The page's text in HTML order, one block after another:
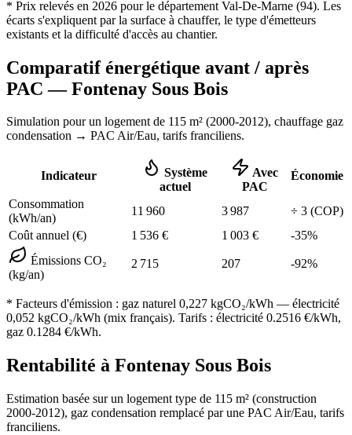
* Prix relevés en 2026 pour le département Val-De-Marne (94). Les
écarts s'expliquent par la surface à chauffer, le type d'émetteurs
existants et la difficulté d'accès au chantier.
Comparatif énergétique avant / après
PAC —Fontenay Sous Bois
Simulation pour un logement de 115 m² (2000-2012), chauffage gaz
condensation → PAC Air/Eau, tarifs franciliens.
Indicateur
Système
actuel
Avec
PAC
Économie
Consommation
(kWh/an)
11 960 3 987 ÷ 3 (COP)
Coût annuel (€)
1 536 € 1 003 € -35%
Émissions CO₂
(kg/an)
2 715 207 -92%
* Facteurs d'émission : gaz naturel 0,227 kgCO₂/kWh — électricité
0,052 kgCO₂/kWh (mix français). Tarifs : électricité 0.2516 €/kWh,
gaz 0.1284 €/kWh.
Rentabilité à Fontenay Sous Bois
Estimation basée sur un logement type de 115 m² (construction
2000-2012), gaz condensation remplacé par une PAC Air/Eau, tarifs
franciliens.